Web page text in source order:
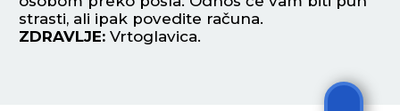
strasti, ali ipak povedite računa.
ZDRAVLJE:Vrtoglavica.